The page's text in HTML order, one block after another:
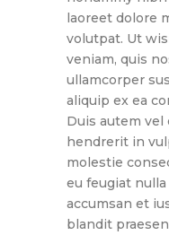
laoreet dolore
volutpat. Ut
veniam, quis
ullamcorper
aliquip ex ea
Duis autem
hendrerit in
molestie
eu feugiat
accumsan et
blandit